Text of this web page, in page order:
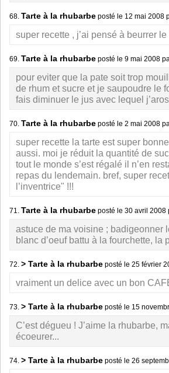
68. Tarte à la rhubarbe posté le 12 mai 2008
super recette , j’ai pensé à beurrer
69. Tarte à la rhubarbe posté le 9 mai 2008
pour eviter que la pate soit trop
de rhum et sucre et je saupoudre le
fais diminuer le jus avec lequel
70. Tarte à la rhubarbe posté le 2 mai 2008
super recette la tarte est super
aussi. moi je réduit la quantité de
tout le monde s’est régalé il n’en
repas du lendemain. bref, super
l’inventrice" !!!
71. Tarte à la rhubarbe posté le 30 avril 2008
astuce de ma voisine ; badigeonner
blanc d’oeuf battu à la fourchette, la
72. > Tarte à la rhubarbe posté le 25 février
vraiment un delice avec un bon
73. > Tarte à la rhubarbe posté le 15
C’est dégueu ! J’aime la rhubarbe,
écoeurer...
74. > Tarte à la rhubarbe posté le 26